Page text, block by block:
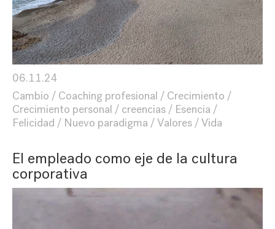
06.11.24
Cambio
Coaching profesional
Crecimiento
Crecimiento personal
creencias
Esencia
Felicidad
Nuevo paradigma Valores Vida
El empleado como eje de la cultura
corporativa